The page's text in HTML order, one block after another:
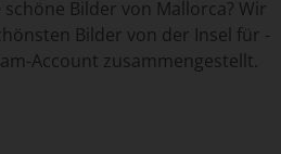
­Bil­der von ­Mal­lor­ca? Wir
­Bil­der von ­der In­sel ­für
­Ac­count ­zu­sam­men­ge­stellt.